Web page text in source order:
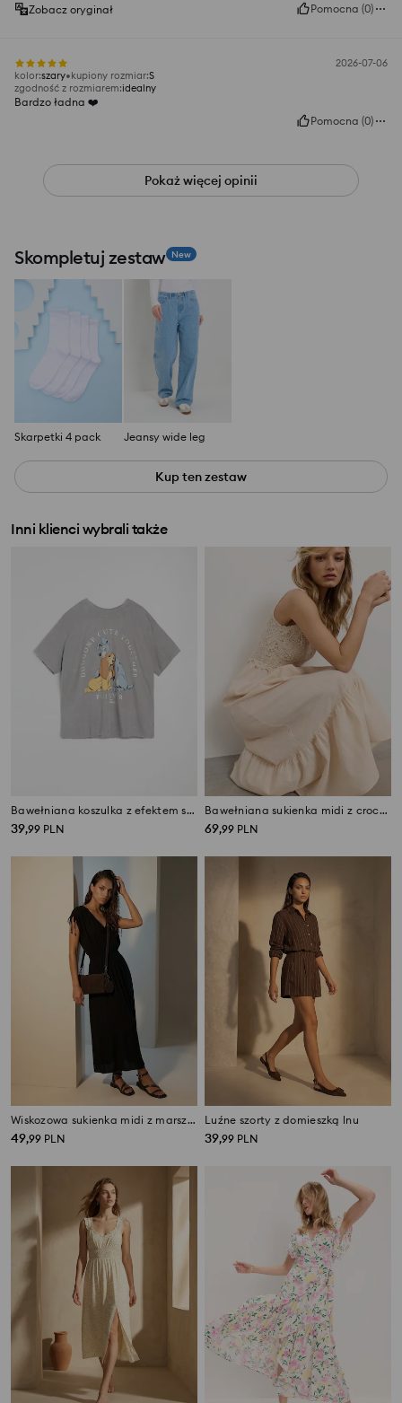
Zobacz oryginał
Pomocna (0)
2026-07-06
kolor:szary kupiony rozmiar:S
zgodność z rozmiarem:idealny
Bardzo ładna ❤️
Pomocna (0)
Pokaż więcej opinii
Skompletuj zestaw New
Skarpetki 4 pack Jeansy wide leg
Kup ten zestaw
Inni klienci wybrali także
Bawełniana koszulka z efektem sprania i nadrukiem Disney
39,99 PLN
Bawełniana sukienka midi z crochetowym topem
69,99 PLN
Wiskozowa sukienka midi z marszczeniem i ozdobnymi koralikami
49,99 PLN
Luźne szorty z domieszką lnu
39,99 PLN